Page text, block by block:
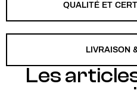
QUALITÉ ET
LIVRAISON
Les